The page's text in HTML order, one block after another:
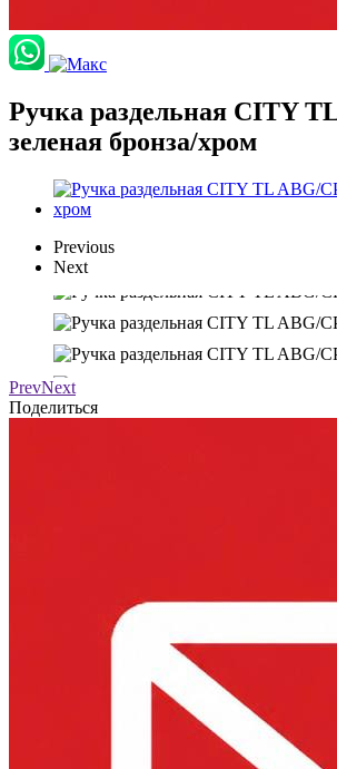
Ручка раздельная CITY
зеленая бронза/хром
Previous
Next
PrevNext
Поделиться